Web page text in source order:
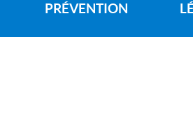
PRÉVENTION